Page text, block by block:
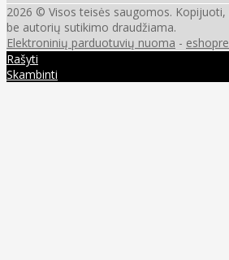
2026 © Visos teisės saugomos.
be autorių sutikimo draudžiama.
Elektroninių parduotuvių nuoma -
Rašyti
Skambinti